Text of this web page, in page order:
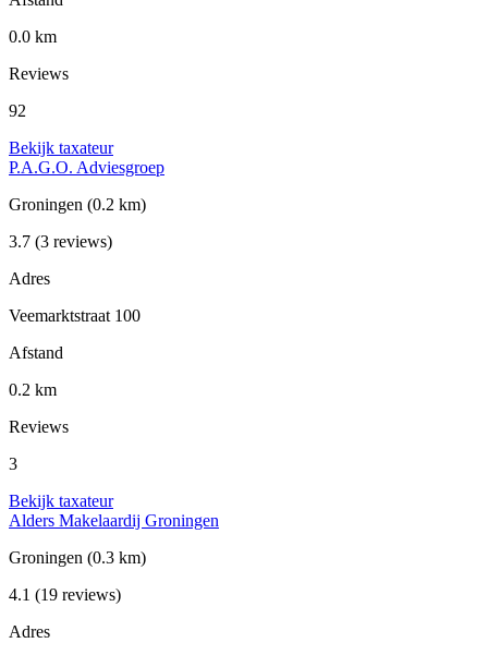
0.0 km
Reviews
92
Bekijk taxateur
P.A.G.O. Adviesgroep
Groningen (0.2 km)
3.7 (3 reviews)
Adres
Veemarktstraat 100
Afstand
0.2 km
Reviews
3
Bekijk taxateur
Alders Makelaardij Groningen
Groningen (0.3 km)
4.1 (19 reviews)
Adres